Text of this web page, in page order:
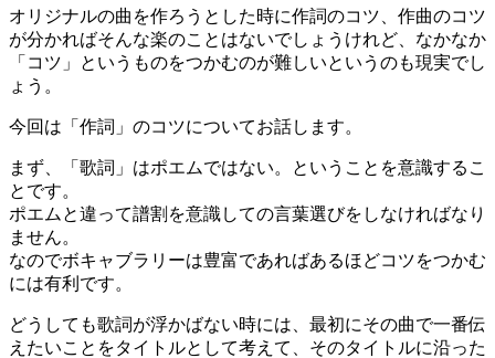
オリジナルの曲を作ろうとした時に作詞のコツ、作曲のコツ
が分かればそんな楽のことはないでしょうけれど、なかなか
「コツ」というものをつかむのが難しいというのも現実でし
ょう。
今回は「作詞」のコツについてお話します。
まず、「歌詞」はポエムではない。ということを意識するこ
とです。
ポエムと違って譜割を意識しての言葉選びをしなければなり
ません。
なのでボキャブラリーは豊富であればあるほどコツをつかむ
には有利です。
どうしても歌詞が浮かばない時には、最初にその曲で一番伝
えたいことをタイトルとして考えて、そのタイトルに沿った